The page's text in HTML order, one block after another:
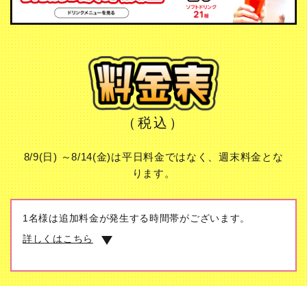
（税込）
8/9(日) ～8/14(金)は平日料金ではなく、週末料金とな
ります。
1名様は追加料金が発生する時間帯がございます。
詳しくはこちら